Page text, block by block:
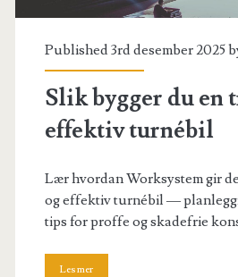
Published 3rd desember 2025
Slik bygger du en
effektiv turnébil
Lær hvordan Worksystem gir
og effektiv turnébil —
tips for proffe og skadefrie